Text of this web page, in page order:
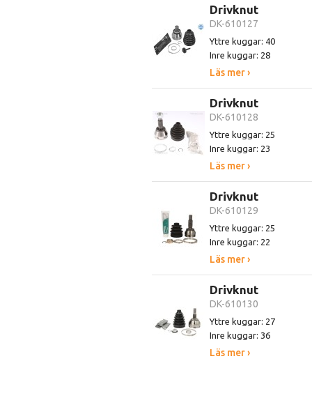
Drivknut
DK-610127
Yttre kuggar: 40
Inre kuggar: 28
Läs mer ›
Drivknut
DK-610128
Yttre kuggar: 25
Inre kuggar: 23
Läs mer ›
Drivknut
DK-610129
Yttre kuggar: 25
Inre kuggar: 22
Läs mer ›
Drivknut
DK-610130
Yttre kuggar: 27
Inre kuggar: 36
Läs mer ›